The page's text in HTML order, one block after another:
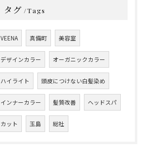
タグ Tags
VEENA 真備町 美容室
デザインカラー オーガニックカラー
ハイライト 頭皮につけない白髪染め
インナーカラー 髪質改善 ヘッドスパ
カット 玉島 総社